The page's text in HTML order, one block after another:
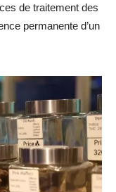
de traitement des
permanente d’un